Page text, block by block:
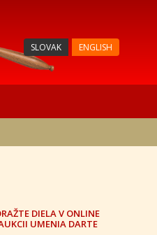
SLOVAK ENGLISH
DIELA V ONLINE
UMENIA DARTE